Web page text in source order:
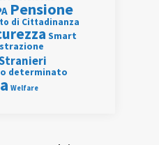
Pensione
di Cittadinanza
Smart
determinato
Welfare